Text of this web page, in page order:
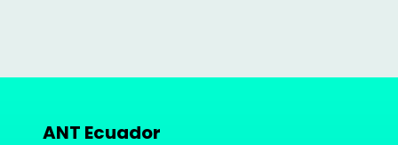
ANT Ecuador